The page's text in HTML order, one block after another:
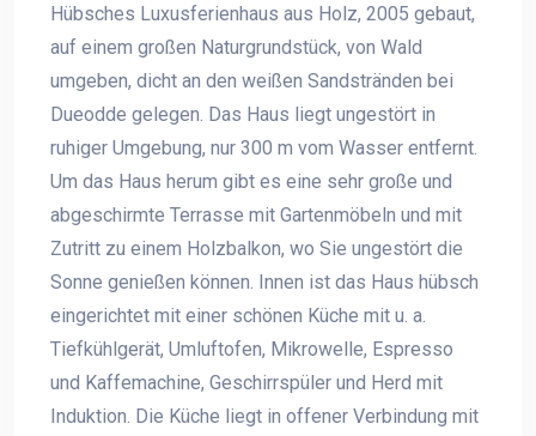
Hübsches Luxusferienhaus aus Holz, 2005 gebaut,
auf einem großen Naturgrundstück, von Wald
umgeben, dicht an den weißen Sandstränden bei
Dueodde gelegen. Das Haus liegt ungestört in
ruhiger Umgebung, nur 300 m vom Wasser entfernt.
Um das Haus herum gibt es eine sehr große und
abgeschirmte Terrasse mit Gartenmöbeln und mit
Zutritt zu einem Holzbalkon, wo Sie ungestört die
Sonne genießen können. Innen ist das Haus hübsch
eingerichtet mit einer schönen Küche mit u. a.
Tiefkühlgerät, Umluftofen, Mikrowelle, Espresso
und Kaffemachine, Geschirrspüler und Herd mit
Induktion. Die Küche liegt in offener Verbindung mit